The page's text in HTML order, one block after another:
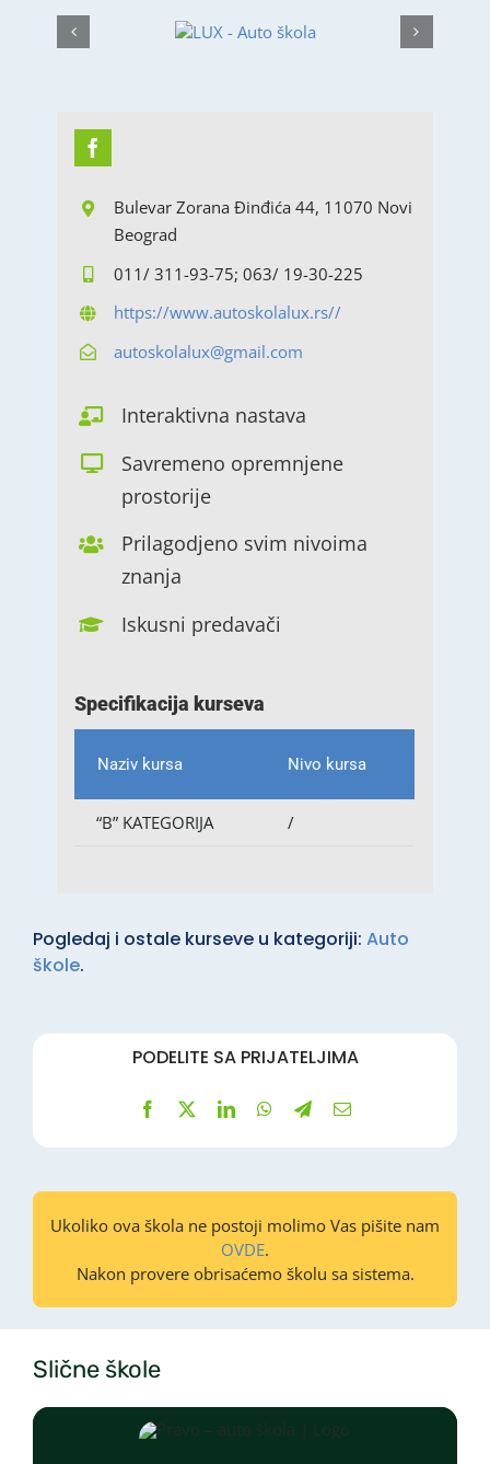
Bulevar Zorana Đinđića 44, 11070 Novi
Beograd
011/ 311-93-75​; 063/ 19-30-225
https://www.autoskolalux.rs//
autoskolalux@gmail.com
Interaktivna nastava
Savremeno opremnjene
prostorije
Prilagodjeno svim nivoima
znanja
Iskusni predavači
Specifikacija kurseva
Naziv kursa Nivo kursa
“B” KATEGORIJA /
Pogledaj i ostale kurseve u kategoriji: Auto
škole.
PODELITE SA PRIJATELJIMA
Ukoliko ova škola ne postoji molimo Vas pišite nam
OVDE.
Nakon provere obrisaćemo školu sa sistema.
Slične škole